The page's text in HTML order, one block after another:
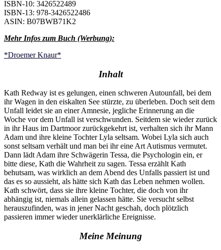
ISBN-10: 3426522489
ISBN-13: 978-3426522486
ASIN: B07BWB71K2
Mehr Infos zum Buch (Werbung):
*Droemer Knaur*
Inhalt
Kath Redway ist es gelungen, einen schweren Autounfall, bei dem
ihr Wagen in den eiskalten See stürzte, zu überleben. Doch seit dem
Unfall leidet sie an einer Amnesie, jegliche Erinnerung an die
Woche vor dem Unfall ist verschwunden. Seitdem sie wieder zurück
in ihr Haus im Dartmoor zurückgekehrt ist, verhalten sich ihr Mann
Adam und ihre kleine Tochter Lyla seltsam. Wobei Lyla sich auch
sonst seltsam verhält und man bei ihr eine Art Autismus vermutet.
Dann lädt Adam ihre Schwägerin Tessa, die Psychologin ein, er
bitte diese, Kath die Wahrheit zu sagen. Tessa erzählt Kath
behutsam, was wirklich an dem Abend des Unfalls passiert ist und
das es so aussieht, als hätte sich Kath das Leben nehmen wollen.
Kath schwört, dass sie ihre kleine Tochter, die doch von ihr
abhängig ist, niemals allein gelassen hätte. Sie versucht selbst
herauszufinden, was in jener Nacht geschah, doch plötzlich
passieren immer wieder unerklärliche Ereignisse.
Meine Meinung